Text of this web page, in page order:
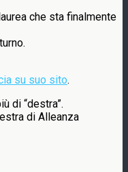
che sta finalmente
su suo sito.
di “destra”.
di Alleanza